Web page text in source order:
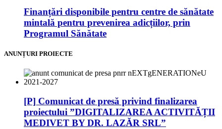
Finanțări disponibile pentru centre de sănătate
mintală pentru prevenirea adicțiilor, prin
Programul Sănătate
ANUNȚURI PROIECTE
[P] Comunicat de presă privind finalizarea
proiectului ”DIGITALIZAREA ACTIVITĂȚII
MEDIVET BY DR. LAZĂR SRL”